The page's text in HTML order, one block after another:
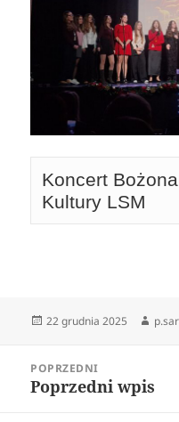
Koncert
Kultury LSM
Data
22 grudnia 2025
wpisu
POPRZEDNI
Poprzedni
Poprzedni wpis